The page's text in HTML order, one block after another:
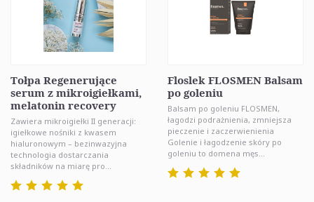
Tołpa Regenerujące
serum z mikroigiełkami,
melatonin recovery
Zawiera mikroigiełki II generacji:
igiełkowe nośniki z kwasem
hialuronowym – bezinwazyjna
technologia dostarczania
składników na miarę pro...
Floslek FLOSMEN Balsam
po goleniu
Balsam po goleniu FLOSMEN,
łagodzi podrażnienia, zmniejsza
pieczenie i zaczerwienienia
Golenie i łagodzenie skóry po
goleniu to domena męs...